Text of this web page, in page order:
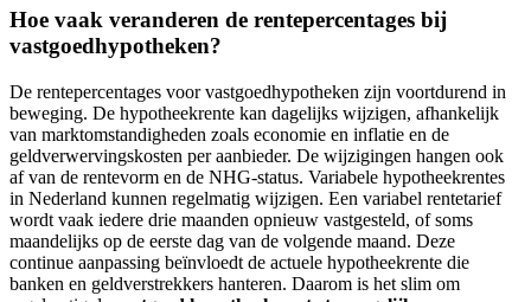
Hoe vaak veranderen de rentepercentages bij
vastgoedhypotheken?
De rentepercentages voor vastgoedhypotheken zijn voortdurend in
beweging. De hypotheekrente kan dagelijks wijzigen, afhankelijk
van marktomstandigheden zoals economie en inflatie en de
geldverwervingskosten per aanbieder. De wijzigingen hangen ook
af van de rentevorm en de NHG-status. Variabele hypotheekrentes
in Nederland kunnen regelmatig wijzigen. Een variabel rentetarief
wordt vaak iedere drie maanden opnieuw vastgesteld, of soms
maandelijks op de eerste dag van de volgende maand. Deze
continue aanpassing beïnvloedt de actuele hypotheekrente die
banken en geldverstrekkers hanteren. Daarom is het slim om